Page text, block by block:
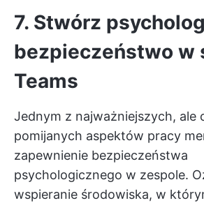
7. Stwórz
bezpieczeństwo w
Teams
Jednym z najważniejszych, ale
pomijanych aspektów pracy
zapewnienie bezpieczeństwa
psychologicznego w zespole.
wspieranie środowiska, w